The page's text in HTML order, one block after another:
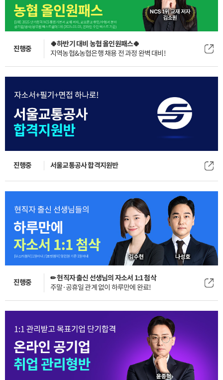
진행중
🍀하반기 대비 농협 올인원패스🍀
지역농협&농협은행 채용 전 과정 완벽 대비!
진행중 서울교통공사 합격지원반
진행중
✏ 현직자 출신 선생님의 자소서 1:1 첨삭
주말·공휴일 관계 없이 하루만에 완료!